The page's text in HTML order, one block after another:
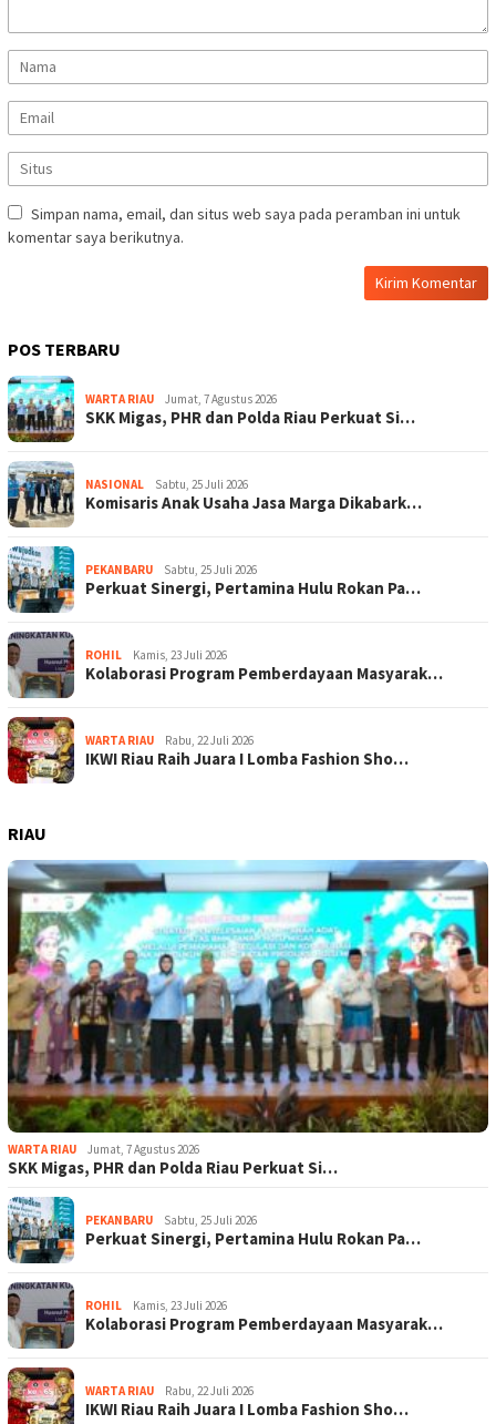
Simpan nama, email, dan situs web saya pada peramban ini untuk
komentar saya berikutnya.
POS TERBARU
WARTA RIAU Jumat, 7 Agustus 2026
SKK Migas, PHR dan Polda Riau Perkuat Si…
NASIONAL Sabtu, 25 Juli 2026
Komisaris Anak Usaha Jasa Marga Dikabark…
PEKANBARU Sabtu, 25 Juli 2026
Perkuat Sinergi, Pertamina Hulu Rokan Pa…
ROHIL Kamis, 23 Juli 2026
Kolaborasi Program Pemberdayaan Masyarak…
WARTA RIAU Rabu, 22 Juli 2026
IKWI Riau Raih Juara I Lomba Fashion Sho…
RIAU
WARTA RIAU Jumat, 7 Agustus 2026
SKK Migas, PHR dan Polda Riau Perkuat Si…
PEKANBARU Sabtu, 25 Juli 2026
Perkuat Sinergi, Pertamina Hulu Rokan Pa…
ROHIL Kamis, 23 Juli 2026
Kolaborasi Program Pemberdayaan Masyarak…
WARTA RIAU Rabu, 22 Juli 2026
IKWI Riau Raih Juara I Lomba Fashion Sho…